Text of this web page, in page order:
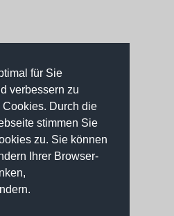
für Sie
verbessern zu
Durch die
stimmen Sie
zu. Sie können
Ihrer Browser-